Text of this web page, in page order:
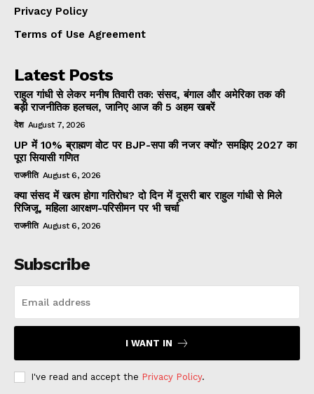
Privacy Policy
Terms of Use Agreement
Latest Posts
राहुल गांधी से लेकर मनीष तिवारी तक: संसद, बंगाल और अमेरिका तक की
बड़ी राजनीतिक हलचल, जानिए आज की 5 अहम खबरें
देश August 7, 2026
UP में 10% ब्राह्मण वोट पर BJP-सपा की नजर क्यों? समझिए 2027 का
पूरा सियासी गणित
राजनीति August 6, 2026
क्या संसद में खत्म होगा गतिरोध? दो दिन में दूसरी बार राहुल गांधी से मिले
रिजिजू, महिला आरक्षण-परिसीमन पर भी चर्चा
राजनीति August 6, 2026
Subscribe
I WANT IN
I've read and accept the Privacy Policy.